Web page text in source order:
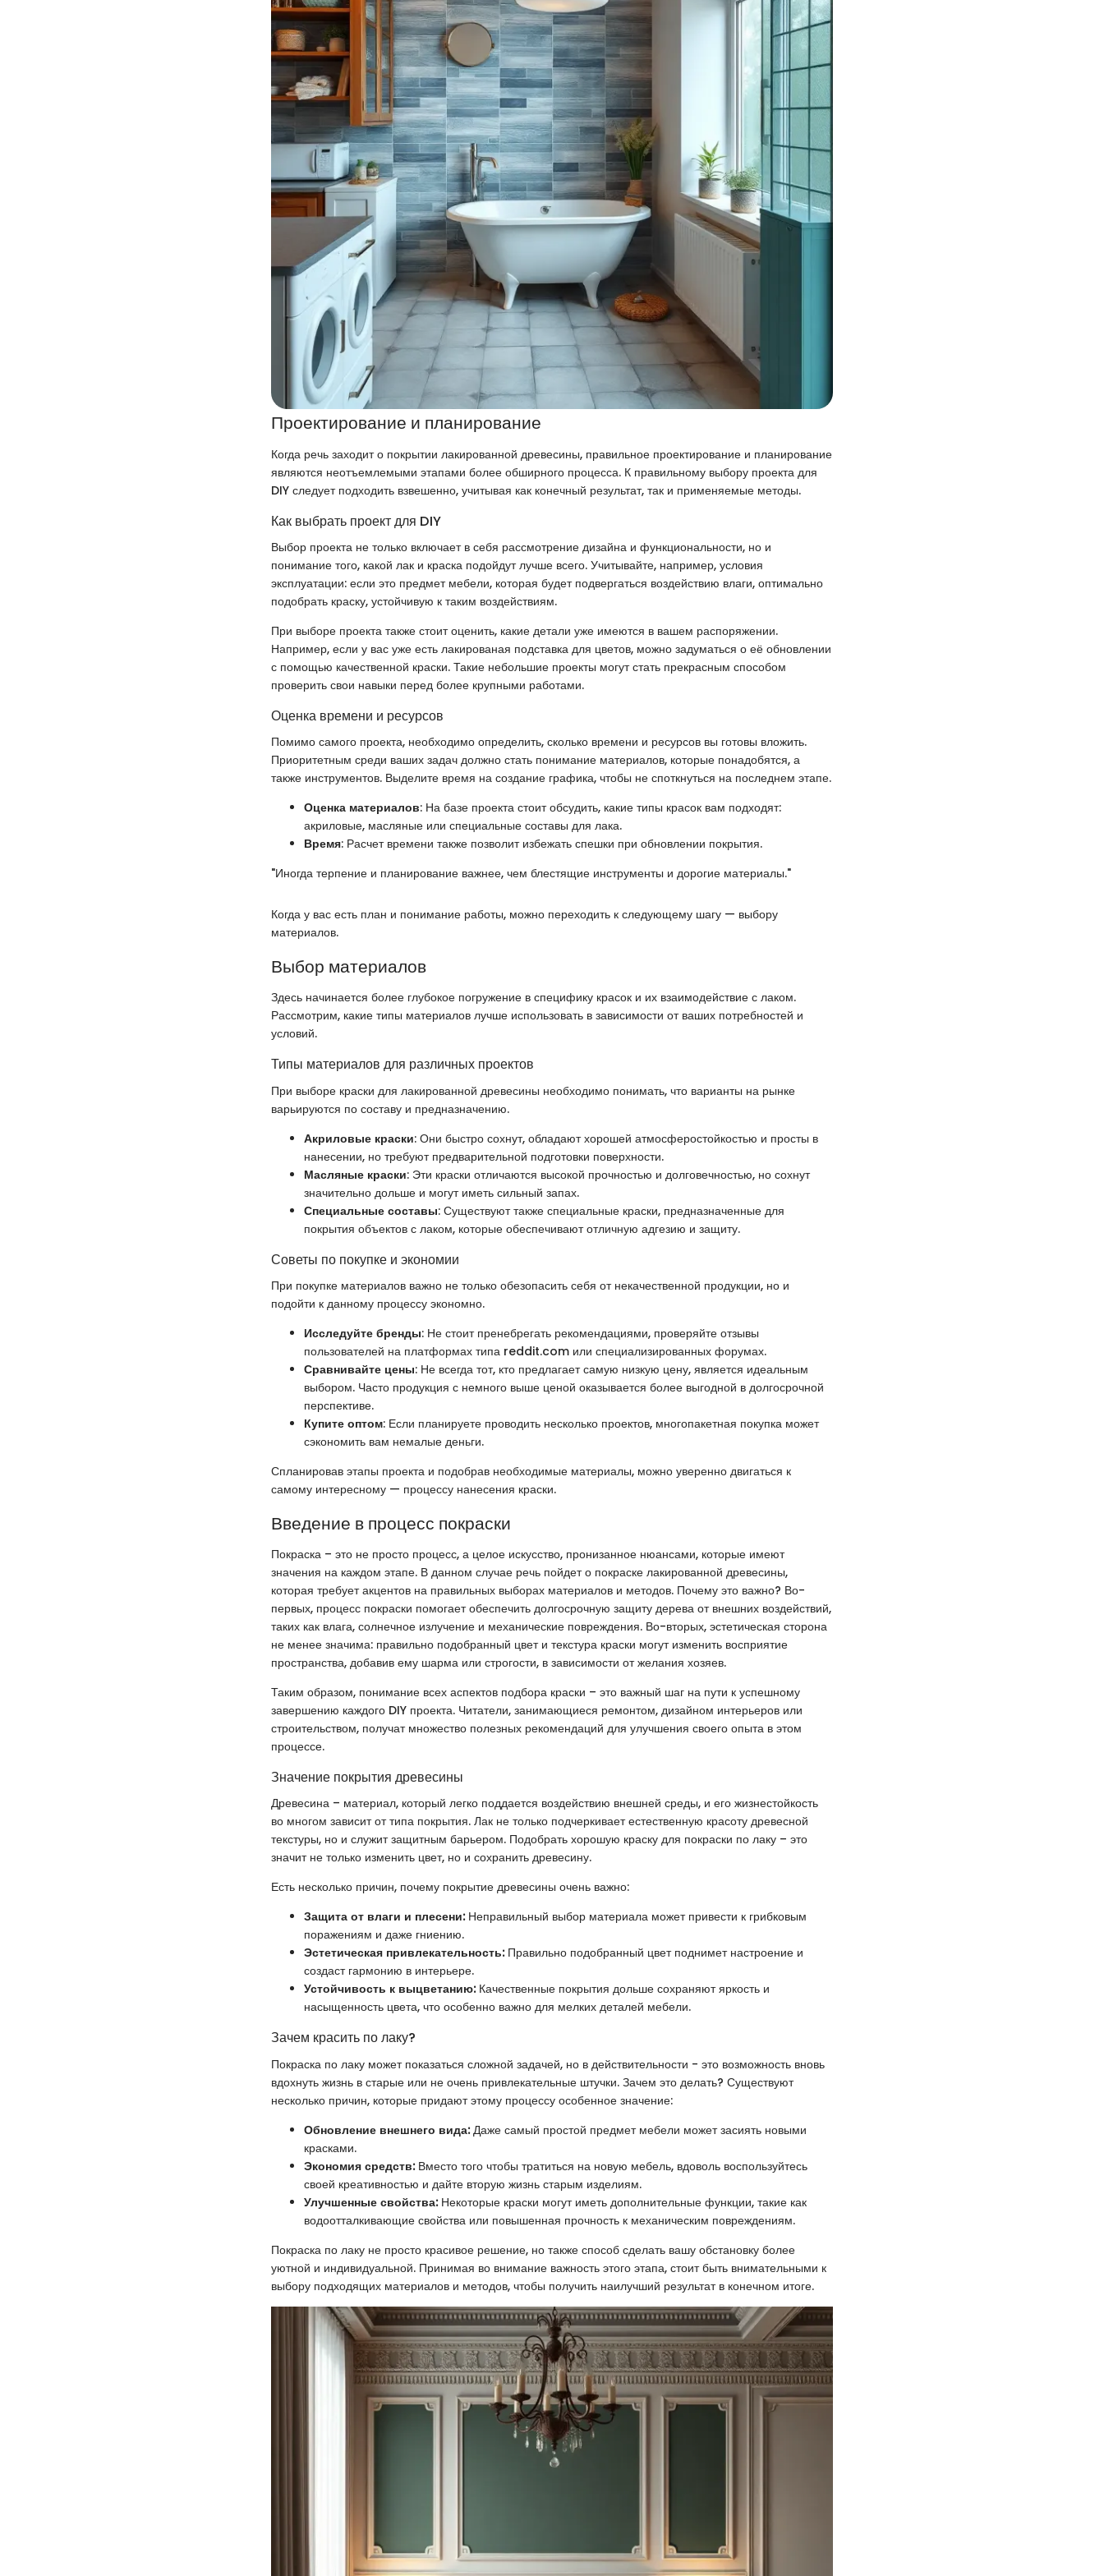
Проектирование и планирование
Когда речь заходит о покрытии лакированной древесины, правильное проектирование и планирование
являются неотъемлемыми этапами более обширного процесса. К правильному выбору проекта для
DIY следует подходить взвешенно, учитывая как конечный результат, так и применяемые методы.
Как выбрать проект для DIY
Выбор проекта не только включает в себя рассмотрение дизайна и функциональности, но и
понимание того, какой лак и краска подойдут лучше всего. Учитывайте, например, условия
эксплуатации: если это предмет мебели, которая будет подвергаться воздействию влаги, оптимально
подобрать краску, устойчивую к таким воздействиям.
При выборе проекта также стоит оценить, какие детали уже имеются в вашем распоряжении.
Например, если у вас уже есть лакированая подставка для цветов, можно задуматься о её обновлении
с помощью качественной краски. Такие небольшие проекты могут стать прекрасным способом
проверить свои навыки перед более крупными работами.
Оценка времени и ресурсов
Помимо самого проекта, необходимо определить, сколько времени и ресурсов вы готовы вложить.
Приоритетным среди ваших задач должно стать понимание материалов, которые понадобятся, а
также инструментов. Выделите время на создание графика, чтобы не споткнуться на последнем этапе.
Оценка материалов: На базе проекта стоит обсудить, какие типы красок вам подходят:
акриловые, масляные или специальные составы для лака.
Время: Расчет времени также позволит избежать спешки при обновлении покрытия.
"Иногда терпение и планирование важнее, чем блестящие инструменты и дорогие материалы."
Когда у вас есть план и понимание работы, можно переходить к следующему шагу — выбору
материалов.
Выбор материалов
Здесь начинается более глубокое погружение в специфику красок и их взаимодействие с лаком.
Рассмотрим, какие типы материалов лучше использовать в зависимости от ваших потребностей и
условий.
Типы материалов для различных проектов
При выборе краски для лакированной древесины необходимо понимать, что варианты на рынке
варьируются по составу и предназначению.
Акриловые краски: Они быстро сохнут, обладают хорошей атмосферостойкостью и просты в
нанесении, но требуют предварительной подготовки поверхности.
Масляные краски: Эти краски отличаются высокой прочностью и долговечностью, но сохнут
значительно дольше и могут иметь сильный запах.
Специальные составы: Существуют также специальные краски, предназначенные для
покрытия объектов с лаком, которые обеспечивают отличную адгезию и защиту.
Советы по покупке и экономии
При покупке материалов важно не только обезопасить себя от некачественной продукции, но и
подойти к данному процессу экономно.
Исследуйте бренды: Не стоит пренебрегать рекомендациями, проверяйте отзывы
пользователей на платформах типа reddit.com или специализированных форумах.
Сравнивайте цены: Не всегда тот, кто предлагает самую низкую цену, является идеальным
выбором. Часто продукция с немного выше ценой оказывается более выгодной в долгосрочной
перспективе.
Купите оптом: Если планируете проводить несколько проектов, многопакетная покупка может
сэкономить вам немалые деньги.
Спланировав этапы проекта и подобрав необходимые материалы, можно уверенно двигаться к
самому интересному — процессу нанесения краски.
Введение в процесс покраски
Покраска – это не просто процесс, а целое искусство, пронизанное нюансами, которые имеют
значения на каждом этапе. В данном случае речь пойдет о покраске лакированной древесины,
которая требует акцентов на правильных выборах материалов и методов. Почему это важно? Во-
первых, процесс покраски помогает обеспечить долгосрочную защиту дерева от внешних воздействий,
таких как влага, солнечное излучение и механические повреждения. Во-вторых, эстетическая сторона
не менее значима: правильно подобранный цвет и текстура краски могут изменить восприятие
пространства, добавив ему шарма или строгости, в зависимости от желания хозяев.
Таким образом, понимание всех аспектов подбора краски – это важный шаг на пути к успешному
завершению каждого DIY проекта. Читатели, занимающиеся ремонтом, дизайном интерьеров или
строительством, получат множество полезных рекомендаций для улучшения своего опыта в этом
процессе.
Значение покрытия древесины
Древесина – материал, который легко поддается воздействию внешней среды, и его жизнестойкость
во многом зависит от типа покрытия. Лак не только подчеркивает естественную красоту древесной
текстуры, но и служит защитным барьером. Подобрать хорошую краску для покраски по лаку – это
значит не только изменить цвет, но и сохранить древесину.
Есть несколько причин, почему покрытие древесины очень важно:
Защита от влаги и плесени:Неправильный выбор материала может привести к грибковым
поражениям и даже гниению.
Эстетическая привлекательность:Правильно подобранный цвет поднимет настроение и
создаст гармонию в интерьере.
Устойчивость к выцветанию:Качественные покрытия дольше сохраняют яркость и
насыщенность цвета, что особенно важно для мелких деталей мебели.
Зачем красить по лаку?
Покраска по лаку может показаться сложной задачей, но в действительности - это возможность вновь
вдохнуть жизнь в старые или не очень привлекательные штучки. Зачем это делать? Существуют
несколько причин, которые придают этому процессу особенное значение:
Обновление внешнего вида:Даже самый простой предмет мебели может засиять новыми
красками.
Экономия средств:Вместо того чтобы тратиться на новую мебель, вдоволь воспользуйтесь
своей креативностью и дайте вторую жизнь старым изделиям.
Улучшенные свойства:Некоторые краски могут иметь дополнительные функции, такие как
водоотталкивающие свойства или повышенная прочность к механическим повреждениям.
Покраска по лаку не просто красивое решение, но также способ сделать вашу обстановку более
уютной и индивидуальной. Принимая во внимание важность этого этапа, стоит быть внимательными к
выбору подходящих материалов и методов, чтобы получить наилучший результат в конечном итоге.